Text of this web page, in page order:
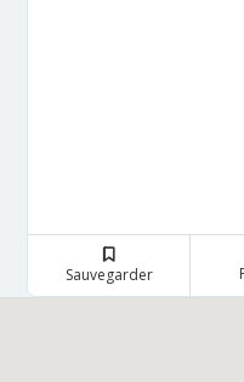
Sauvegarder